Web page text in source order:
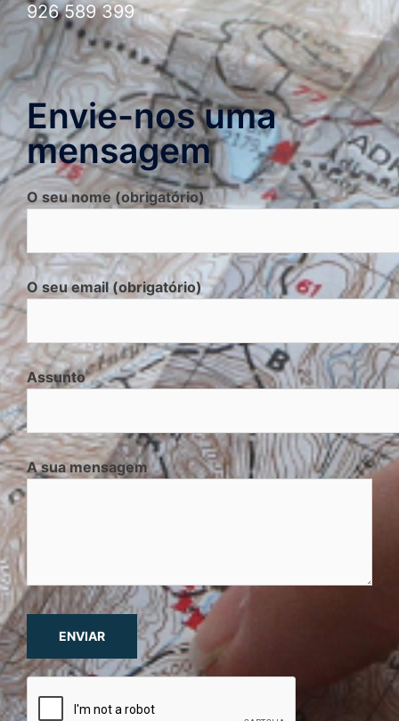
926 589 399
Envie-nos uma
mensagem
O seu nome (obrigatório)
O seu email (obrigatório)
Assunto
A sua mensagem